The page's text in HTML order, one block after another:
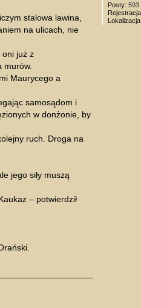
Posty: 593
Lokalizacja:
stalowa lawina,
na ulicach, nie
oni już z
murów.
Maurycego a
samosądom i
w donżonie, by
ruch. Droga na
jego siły muszą
– potwierdził